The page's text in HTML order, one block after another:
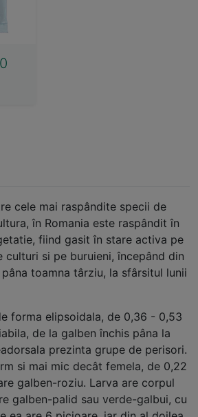
cele mai raspândite specii de
în Romania este raspândit în
fiind gasit în stare activa pe
culturi si pe buruieni, începând din
toamna târziu, la sfârsitul lunii
forma elipsoidala, de 0,36 - 0,53
de la galben închis pâna la
prezinta grupe de perisori.
si mai mic decât femela, de 0,22
galben-roziu. Larva are corpul
galben-palid sau verde-galbui, cu